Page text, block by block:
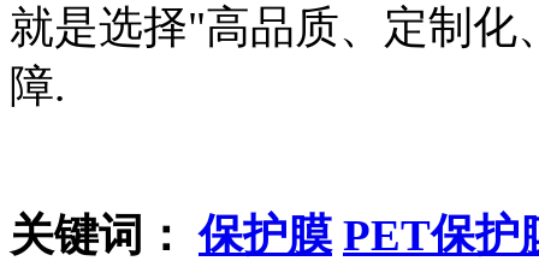
就是选择"高品质、定制化
障.
关键词： 保护膜 PET保护